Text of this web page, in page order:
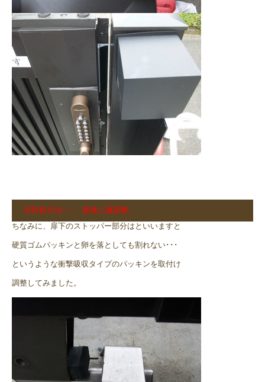
④対処方法･･･ 最後に微調整。
ちなみに、扉下のストッパー部分はといいますと
硬質ゴムパッキンと卵を落としても割れない･･･
というような衝撃吸収タイプのパッキンを取付け
調整してみました。